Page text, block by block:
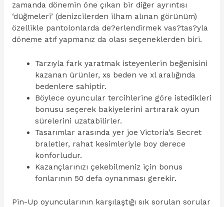
zamanda dönemin öne çıkan bir diğer ayrıntısı
‘düğmeleri’ (denizcilerden ilham alınan görünüm)
özellikle pantolonlarda de?erlendirmek vas?tas?yla
döneme atıf yapmanız da olası seçeneklerden biri.
Tarzıyla fark yaratmak isteyenlerin beğenisini
kazanan ürünler, xs beden ve xl aralığında
bedenlere sahiptir.
Böylece oyuncular tercihlerine göre istedikleri
bonusu seçerek bakiyelerini artırarak oyun
sürelerini uzatabilirler.
Tasarımlar arasında yer joe Victoria’s Secret
braletler, rahat kesimleriyle boy derece
konforludur.
Kazançlarınızı çekebilmeniz için bonus
fonlarının 50 defa oynanması gerekir.
Pin-Up oyuncularının karşılaştığı sık sorulan sorular